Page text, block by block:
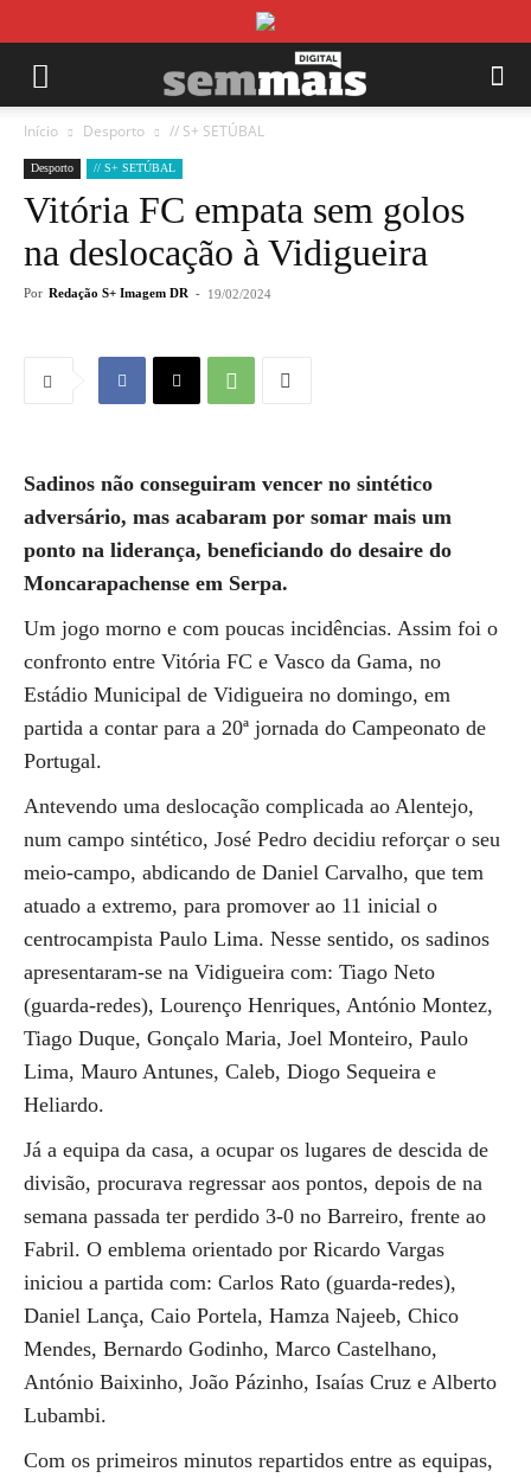
Início Desporto // S+ SETÚBAL
Desporto // S+ SETÚBAL
Vitória FC empata sem golos
na deslocação à Vidigueira
Por Redação S+ Imagem DR - 19/02/2024
Sadinos não conseguiram vencer no sintético
adversário, mas acabaram por somar mais um
ponto na liderança, beneficiando do desaire do
Moncarapachense em Serpa.
Um jogo morno e com poucas incidências. Assim foi o
confronto entre Vitória FC e Vasco da Gama, no
Estádio Municipal de Vidigueira no domingo, em
partida a contar para a 20ª jornada do Campeonato de
Portugal.
Antevendo uma deslocação complicada ao Alentejo,
num campo sintético, José Pedro decidiu reforçar o seu
meio-campo, abdicando de Daniel Carvalho, que tem
atuado a extremo, para promover ao 11 inicial o
centrocampista Paulo Lima. Nesse sentido, os sadinos
apresentaram-se na Vidigueira com: Tiago Neto
(guarda-redes), Lourenço Henriques, António Montez,
Tiago Duque, Gonçalo Maria, Joel Monteiro, Paulo
Lima, Mauro Antunes, Caleb, Diogo Sequeira e
Heliardo.
Já a equipa da casa, a ocupar os lugares de descida de
divisão, procurava regressar aos pontos, depois de na
semana passada ter perdido 3-0 no Barreiro, frente ao
Fabril. O emblema orientado por Ricardo Vargas
iniciou a partida com: Carlos Rato (guarda-redes),
Daniel Lança, Caio Portela, Hamza Najeeb, Chico
Mendes, Bernardo Godinho, Marco Castelhano,
António Baixinho, João Pázinho, Isaías Cruz e Alberto
Lubambi.
Com os primeiros minutos repartidos entre as equipas,